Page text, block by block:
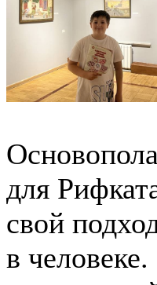
для
свой
в